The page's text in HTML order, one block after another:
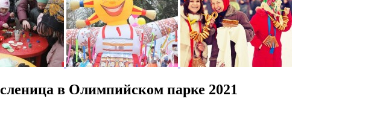
в Олимпийском парке 2021